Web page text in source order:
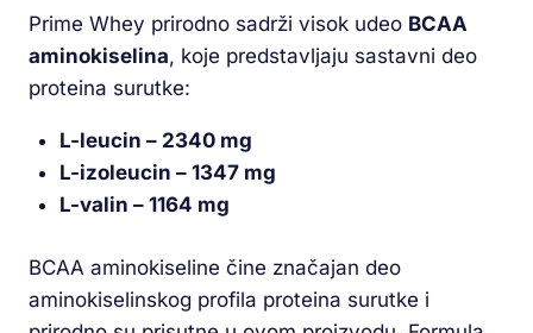
Prime Whey prirodno sadrži visok udeo BCAA
aminokiselina, koje predstavljaju sastavni deo
proteina surutke:
L-leucin – 2340 mg
L-izoleucin – 1347 mg
L-valin – 1164 mg
BCAA aminokiseline čine značajan deo
aminokiselinskog profila proteina surutke i